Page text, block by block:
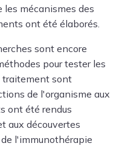
les mécanismes des
ont été élaborés.
sont encore
pour tester les
traitement sont
de l'organisme aux
ont été rendus
aux découvertes
l'immunothérapie